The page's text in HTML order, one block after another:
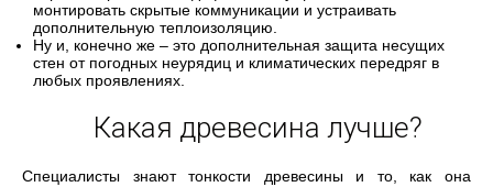
монтировать скрытые коммуникации и устраивать
дополнительную теплоизоляцию.
Ну и, конечно же – это дополнительная защита несущих
стен от погодных неурядиц и климатических передряг в
любых проявлениях.
Какая древесина лучше?
Специалисты знают тонкости древесины и то, как она